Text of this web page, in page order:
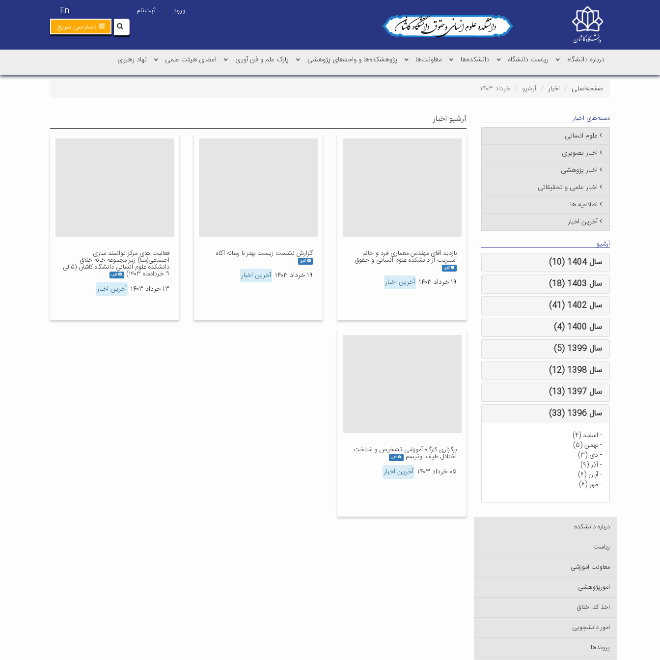
En ورود |
ثبت‌نام
دسترسی سریع
درباره دانشگاه ریاست دانشگاه دانشکده‌ها معاونت‌ها پژوهشکده‌ها و واحدهای پژوهشی پارک علم و فن آوری اعضای هیئت علمی نهاد رهبری
صفحه‌اصلی اخبار آرشیو خرداد ۱۴۰۳
آرشیو اخبار
بازدید آقای مهندس معماری فرد و خانم
آستریت از دانشکده علوم انسانی و حقوق
گالری
۱۹ خرداد ۱۴۰۳ آخرین اخبار
گزارش نشست زیست بهتر با رسانه آگاه
گالری
۱۹ خرداد ۱۴۰۳ آخرین اخبار
فعالیت های مرکز توانمند سازی
اجتماعی(متا) زیر مجموعه خانه خلاق
دانشکده علوم انسانی دانشگاه کاشان (۵الی
۹ خردادماه ۱۴۰۳) گالری
۱۳ خرداد ۱۴۰۳ آخرین اخبار
برگزاری کارگاه آموزشی تشخیص و شناخت
اختلال طیف اوتیسم گالری
۰۵ خرداد ۱۴۰۳ آخرین اخبار
دسته‌های اخبار
علوم انسانی
اخبار تصویری
اخبار پژوهشی
اخبار علمی و تحقیقاتی
اطلاعیه ها
آخرین اخبار
آرشیو
سال 1404 (10)
سال 1403 (18)
سال 1402 (41)
سال 1400 (4)
سال 1399 (5)
سال 1398 (12)
سال 1397 (13)
سال 1396 (33)
- اسفند (۴)
-بهمن (۵)
- دی (۳)
-آذر (۹)
-آبان (۶)
-مهر (۶)
درباره دانشکده
ریاست
معاونت آموزشی
امورپژوهشی
اخذ کد اخلاق
امور دانشجویی
پیوندها